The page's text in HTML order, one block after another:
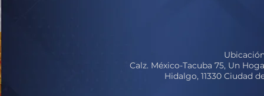
Calz. México-Tacuba 75, Un
Hidalgo, 11330 Ciudad